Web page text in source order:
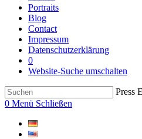
Portraits
Blog
Contact
Impressum
Datenschutzerklärung
0
Website-Suche umschalten
Press
0 Menü Schließen